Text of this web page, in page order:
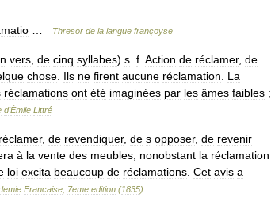
Thresor de la langue françoyse
vers de cinq syllabes) s f Action de réclamer, de
chose Ils ne firent aucune réclamation
La
réclamations ont été imaginées par les âmes faibles ;
d'Émile Littré
réclamer, de revendiquer, de s opposer, de revenir
à la vente des meubles nonobstant la réclamation
loi excita beaucoup de réclamations Cet avis a
Francaise 7eme edition (1835)